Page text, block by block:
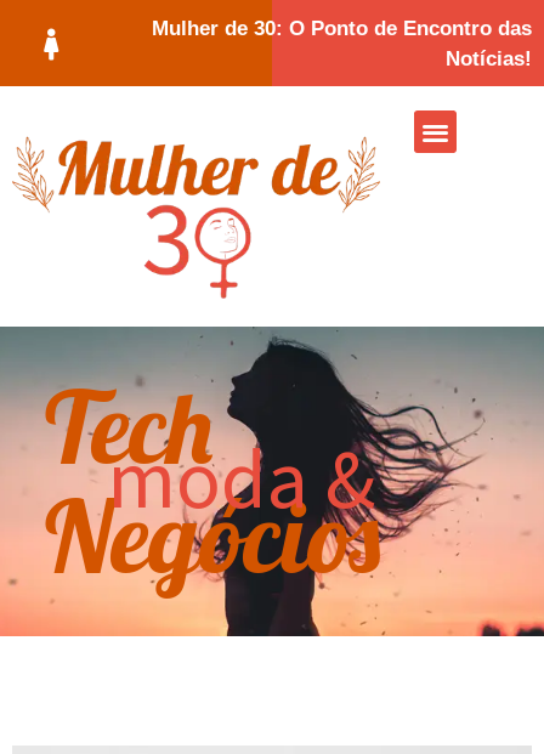
Mulher de 30: O Ponto de Encontro das
Notícias!
Tech
moda &
Negócios